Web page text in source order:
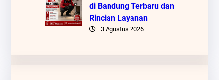
di Bandung Terbaru dan
Rincian Layanan
3 Agustus 2026